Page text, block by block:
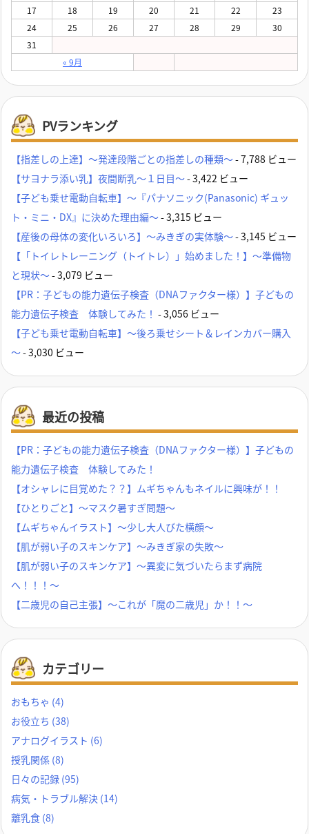
« 9月
17 18 19 20 21 22
23
24
25 26 27 28 29
30
31
PVランキング
【指差しの上達】～発達段階ごとの指差しの種類～- 7,788 ビュー
【サヨナラ添い乳】夜間断乳～１日目～- 3,422 ビュー
【子ども乗せ電動自転車】～『パナソニック(Panasonic) ギュッ
ト・ミニ・DX』に決めた理由編～- 3,315 ビュー
【産後の母体の変化いろいろ】～みきぎの実体験～- 3,145 ビュー
【「トイレトレーニング（トイトレ）」始めました！】～準備物
と現状～- 3,079 ビュー
【PR：子どもの能力遺伝子検査（DNAファクター様）】子どもの
能力遺伝子検査 体験してみた！ - 3,056 ビュー
【子ども乗せ電動自転車】～後ろ乗せシート＆レインカバー購入
～- 3,030 ビュー
最近の投稿
【PR：子どもの能力遺伝子検査（DNAファクター様）】子どもの
能力遺伝子検査 体験してみた！
【オシャレに目覚めた？？】ムギちゃんもネイルに興味が！！
【ひとりごと】～マスク暑すぎ問題～
【ムギちゃんイラスト】～少し大人びた横顔～
【肌が弱い子のスキンケア】～みきぎ家の失敗～
【肌が弱い子のスキンケア】～異変に気づいたらまず病院
へ！！！～
【二歳児の自己主張】～これが「魔の二歳児」か！！～
カテゴリー
おもちゃ (4)
お役立ち (38)
アナログイラスト (6)
授乳関係 (8)
日々の記録 (95)
病気・トラブル解決 (14)
離乳食 (8)